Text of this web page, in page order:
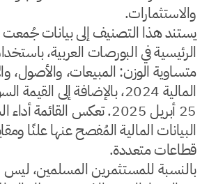
والاستثمارات.
يستند هذا التصنيف إلى بيانات
الرئيسية في البورصات العربية،
متساوية الوزن: المبيعات، والأصول،
المالية 2024، بالإضافة إلى
25 أبريل 2025. تعكس
البيانات المالية المُفصح عنها علنًا
قطاعات متعددة.
بالنسبة للمستثمرين المسلمين،